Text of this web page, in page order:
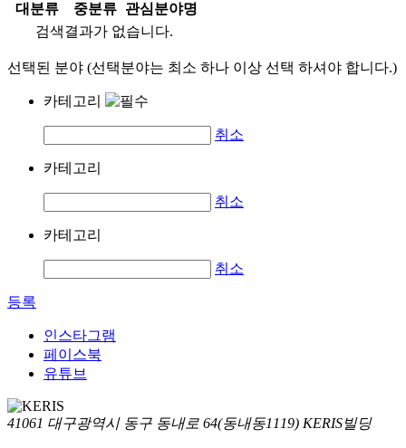
대분류
중분류
관심분야명
검색결과가 없습니다.
선택된 분야 (선택분야는 최소 하나 이상 선택 하셔야 합니다.)
카테고리
취소
카테고리
취소
카테고리
취소
등록
인스타그램
페이스북
유튜브
41061 대구광역시 동구 동내로 64(동내동1119) KERIS빌딩